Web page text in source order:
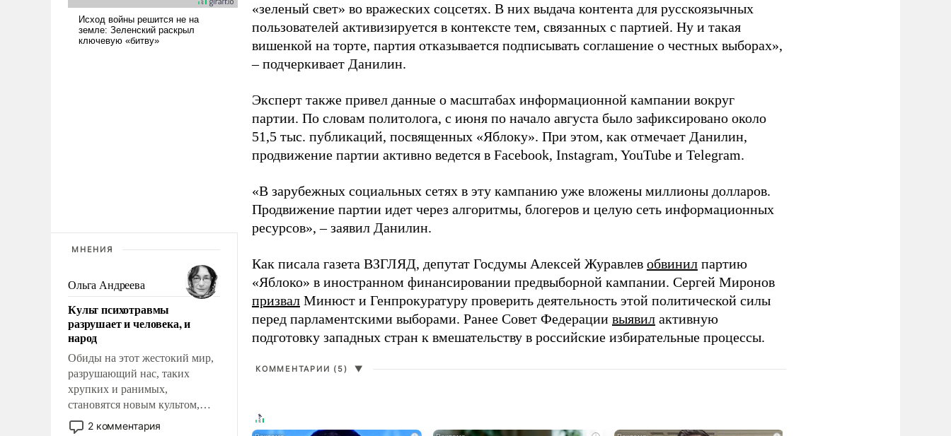
МНЕНИЯ
Ольга Андреева
Культ психотравмы
разрушает и человека, и
народ
Обиды на этот жестокий мир,
разрушающий нас, таких
хрупких и ранимых,
становятся новым культом,
постепенно вытесняя и
2 комментария
«зеленый свет» во вражеских соцсетях. В них выдача контента для русскоязычных
пользователей активизируется в контексте тем, связанных с партией. Ну и такая
вишенкой на торте, партия отказывается подписывать соглашение о честных выборах»,
– подчеркивает Данилин.
Эксперт также привел данные о масштабах информационной кампании вокруг
партии. По словам политолога, с июня по начало августа было зафиксировано около
51,5 тыс. публикаций, посвященных «Яблоку». При этом, как отмечает Данилин,
продвижение партии активно ведется в Facebook, Instagram, YouTube и Telegram.
«В зарубежных социальных сетях в эту кампанию уже вложены миллионы долларов.
Продвижение партии идет через алгоритмы, блогеров и целую сеть информационных
ресурсов», – заявил Данилин.
Как писала газета ВЗГЛЯД, депутат Госдумы Алексей Журавлев обвинил партию
«Яблоко» в иностранном финансировании предвыборной кампании. Сергей Миронов
призвал Минюст и Генпрокуратуру проверить деятельность этой политической силы
перед парламентскими выборами. Ранее Совет Федерации выявил активную
подготовку западных стран к вмешательству в российские избирательные процессы.
КОММЕНТАРИИ (5) ▼